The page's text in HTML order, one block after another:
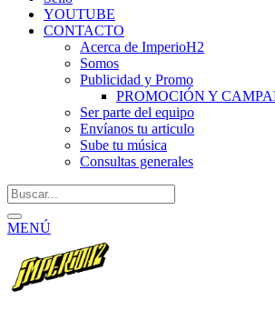
YOUTUBE
CONTACTO
Acerca de ImperioH2
Somos
Publicidad y Promo
PROMOCIÓN Y
Ser parte del equipo
Envíanos tu articulo
Sube tu música
Consultas generales
MENÚ